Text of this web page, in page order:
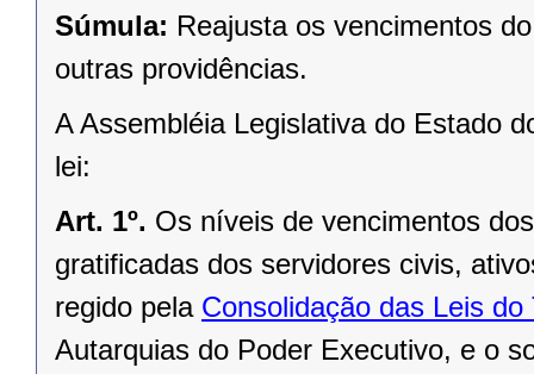
Súmula: Reajusta os vencimentos
outras providências.
A Assembléia Legislativa do Estado
lei:
Art. 1º. Os níveis de vencimentos
gratificadas dos servidores civis,
regido pela Consolidação das Leis do
Autarquias do Poder Executivo, e o